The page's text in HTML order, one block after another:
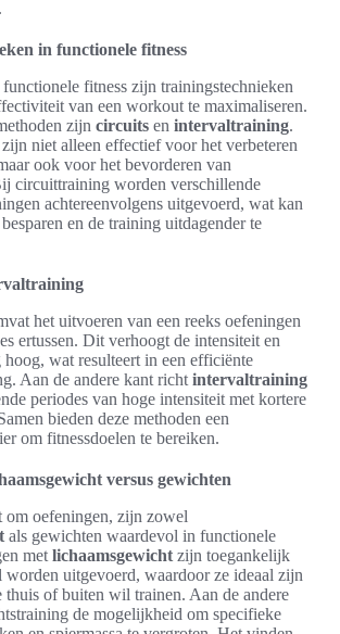
in functionele fitness
fitness zijn trainingstechnieken
van een workout te maximaliseren.
zijn circuits en intervaltraining.
niet alleen effectief voor het verbeteren
ook voor het bevorderen van
circuittraining worden verschillende
achtereenvolgens uitgevoerd, wat kan
en de training uitdagender te
het uitvoeren van een reeks oefeningen
ertussen. Dit verhoogt de intensiteit en
hoog, wat resulteert in een efficiënte
Aan de andere kant richt intervaltraining
periodes van hoge intensiteit met kortere
bieden deze methoden een
om fitnessdoelen te bereiken.
versus gewichten
om oefeningen, zijn zowel
als gewichten waardevol in functionele
met lichaamsgewicht zijn toegankelijk
worden uitgevoerd, waardoor ze ideaal zijn
thuis of buiten wil trainen. Aan de andere
de mogelijkheid om specifieke